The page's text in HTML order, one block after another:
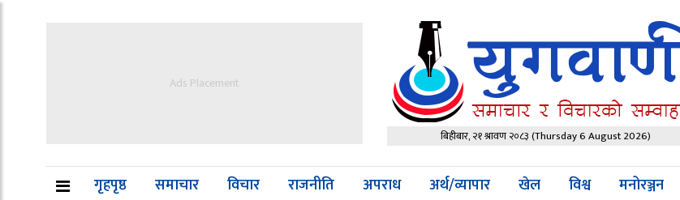
Ads Placement
बिहीबार, २१ श्रावण २०८३(Thursday 6 August 2026)
गृहपृष्ठ समाचार विचार राजनीति अपराध अर्थ/व्यापार खेल विश्व मनोरञ्जन